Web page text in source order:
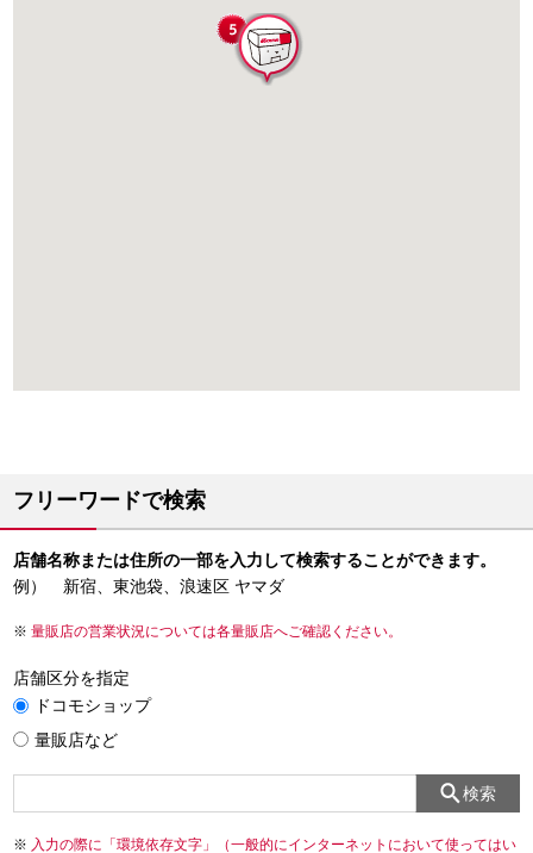
フリーワードで検索
店舗名称または住所の一部を入力して検索することができます。
例） 新宿、東池袋、浪速区 ヤマダ
量販店の営業状況については各量販店へご確認ください。
店舗区分を指定
ドコモショップ
量販店など
検索
入力の際に「環境依存文字」（一般的にインターネットにおいて使ってはい